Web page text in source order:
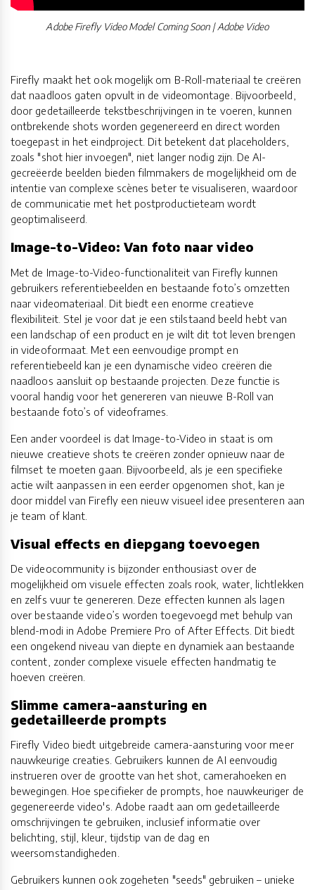
Adobe Firefly Video Model Coming Soon | Adobe Video
Firefly maakt het ook mogelijk om B-Roll-materiaal te creëren
dat naadloos gaten opvult in de videomontage. Bijvoorbeeld,
door gedetailleerde tekstbeschrijvingen in te voeren, kunnen
ontbrekende shots worden gegenereerd en direct worden
toegepast in het eindproject. Dit betekent dat placeholders,
zoals "shot hier invoegen", niet langer nodig zijn. De AI-
gecreëerde beelden bieden filmmakers de mogelijkheid om de
intentie van complexe scènes beter te visualiseren, waardoor
de communicatie met het postproductieteam wordt
geoptimaliseerd.
Image-to-Video: Van foto naar video
Met de Image-to-Video-functionaliteit van Firefly kunnen
gebruikers referentiebeelden en bestaande foto’s omzetten
naar videomateriaal. Dit biedt een enorme creatieve
flexibiliteit. Stel je voor dat je een stilstaand beeld hebt van
een landschap of een product en je wilt dit tot leven brengen
in videoformaat. Met een eenvoudige prompt en
referentiebeeld kan je een dynamische video creëren die
naadloos aansluit op bestaande projecten. Deze functie is
vooral handig voor het genereren van nieuwe B-Roll van
bestaande foto’s of videoframes.
Een ander voordeel is dat Image-to-Video in staat is om
nieuwe creatieve shots te creëren zonder opnieuw naar de
filmset te moeten gaan. Bijvoorbeeld, als je een specifieke
actie wilt aanpassen in een eerder opgenomen shot, kan je
door middel van Firefly een nieuw visueel idee presenteren aan
je team of klant.
Visual effects en diepgang toevoegen
De videocommunity is bijzonder enthousiast over de
mogelijkheid om visuele effecten zoals rook, water, lichtlekken
en zelfs vuur te genereren. Deze effecten kunnen als lagen
over bestaande video’s worden toegevoegd met behulp van
blend-modi in Adobe Premiere Pro of After Effects. Dit biedt
een ongekend niveau van diepte en dynamiek aan bestaande
content, zonder complexe visuele effecten handmatig te
hoeven creëren.
Slimme camera-aansturing en
gedetailleerde prompts
Firefly Video biedt uitgebreide camera-aansturing voor meer
nauwkeurige creaties. Gebruikers kunnen de AI eenvoudig
instrueren over de grootte van het shot, camerahoeken en
bewegingen. Hoe specifieker de prompts, hoe nauwkeuriger de
gegenereerde video's. Adobe raadt aan om gedetailleerde
omschrijvingen te gebruiken, inclusief informatie over
belichting, stijl, kleur, tijdstip van de dag en
weersomstandigheden.
Gebruikers kunnen ook zogeheten "seeds" gebruiken – unieke